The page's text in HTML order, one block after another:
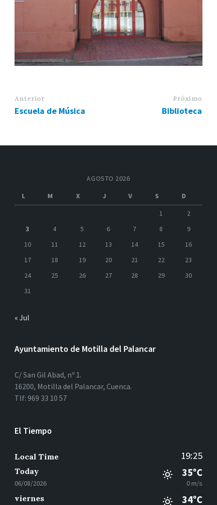
Anterior
Escuela de Música
Próximo
Biblioteca
AGOSTO 2026
L
M X J V S
D
1
2
3
4 5 6 7 8
9
10
11 12 13 14 15
16
17
18 19 20 21 22
23
24
25 26 27 28 29
30
31
« Jul
Ayuntamiento de Motilla del Palancar
C/ San Gil Abad, nº 1.
16200, Motilla del Palancar, Cuenca.
Tlf: 969 33 10 57
El Tiempo
Local Time 19:25
Today
06/08/2026
35°C
0 m/s
viernes 34°C